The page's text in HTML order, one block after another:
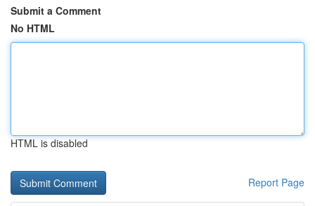
Submit a Comment
No HTML
HTML is disabled
Report Page